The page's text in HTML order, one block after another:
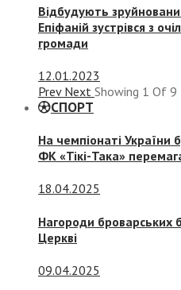
Відбудують
Епіфаній зустрівся з
громади
12.01.2023
Prev Next Showing 1 Of 9
СПОРТ
На чемпіонаті України
ФК «Тікі-Така»
18.04.2025
Нагороди броварських
Церкві
09.04.2025